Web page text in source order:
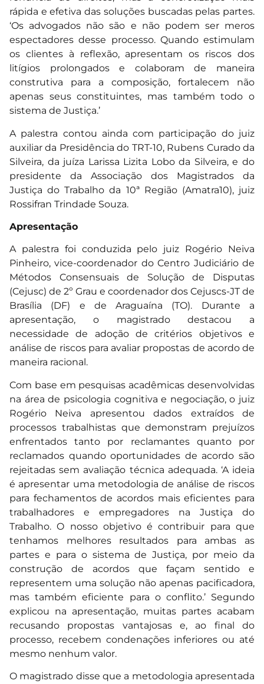
rápida e efetiva das soluções buscadas pelas partes.
‘Os advogados não são e não podem ser meros
espectadores desse processo. Quando estimulam
os clientes à reflexão, apresentam os riscos dos
litígios prolongados e colaboram de maneira
construtiva para a composição, fortalecem não
apenas seus constituintes, mas também todo o
sistema de Justiça.’
A palestra contou ainda com participação do juiz
auxiliar da Presidência do TRT-10, Rubens Curado da
Silveira, da juíza Larissa Lizita Lobo da Silveira, e do
presidente da Associação dos Magistrados da
Justiça do Trabalho da 10ª Região (Amatra10), juiz
Rossifran Trindade Souza.
Apresentação
A palestra foi conduzida pelo juiz Rogério Neiva
Pinheiro, vice-coordenador do Centro Judiciário de
Métodos Consensuais de Solução de Disputas
(Cejusc) de 2º Grau e coordenador dos Cejuscs-JT de
Brasília (DF) e de Araguaína (TO). Durante a
apresentação, o magistrado destacou a
necessidade de adoção de critérios objetivos e
análise de riscos para avaliar propostas de acordo de
maneira racional.
Com base em pesquisas acadêmicas desenvolvidas
na área de psicologia cognitiva e negociação, o juiz
Rogério Neiva apresentou dados extraídos de
processos trabalhistas que demonstram prejuízos
enfrentados tanto por reclamantes quanto por
reclamados quando oportunidades de acordo são
rejeitadas sem avaliação técnica adequada. ‘A ideia
é apresentar uma metodologia de análise de riscos
para fechamentos de acordos mais eficientes para
trabalhadores e empregadores na Justiça do
Trabalho. O nosso objetivo é contribuir para que
tenhamos melhores resultados para ambas as
partes e para o sistema de Justiça, por meio da
construção de acordos que façam sentido e
representem uma solução não apenas pacificadora,
mas também eficiente para o conflito.’ Segundo
explicou na apresentação, muitas partes acabam
recusando propostas vantajosas e, ao final do
processo, recebem condenações inferiores ou até
mesmo nenhum valor.
O magistrado disse que a metodologia apresentada